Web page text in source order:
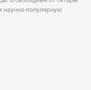
научно-популярную